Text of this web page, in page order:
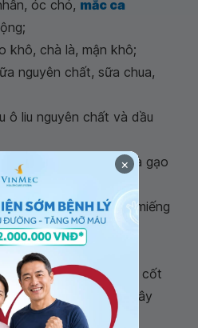
óc chó, mắc ca
khô, chà là, mận khô;
nguyên chất, sữa chua,
ô liu nguyên chất và dầu
hạt
: Yến mạch và gạo
ưu tiên chọn những miếng
và khoai mỡ;
bơ đậu phộng, nước cốt
hỗn hợp trái cây
mix).
×